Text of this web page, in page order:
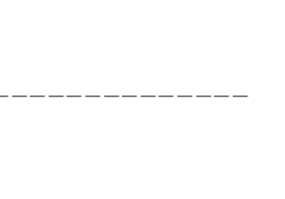
ーーーーーーーーーーーーー